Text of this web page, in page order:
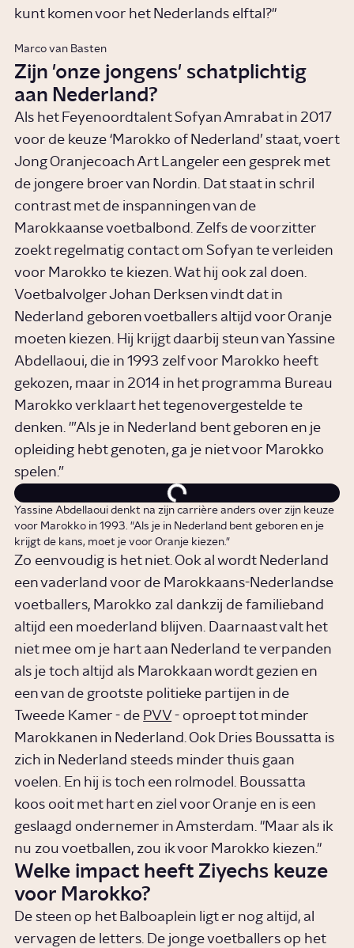
kunt komen voor het Nederlands elftal?"
Marco van Basten
Zijn 'onze jongens' schatplichtig
aan Nederland?
Als het Feyenoordtalent Sofyan Amrabat in 2017
voor de keuze ‘Marokko of Nederland’ staat, voert
Jong Oranjecoach Art Langeler een gesprek met
de jongere broer van Nordin. Dat staat in schril
contrast met de inspanningen van de
Marokkaanse voetbalbond. Zelfs de voorzitter
zoekt regelmatig contact om Sofyan te verleiden
voor Marokko te kiezen. Wat hij ook zal doen.
Voetbalvolger Johan Derksen vindt dat in
Nederland geboren voetballers altijd voor Oranje
moeten kiezen. Hij krijgt daarbij steun van Yassine
Abdellaoui, die in 1993 zelf voor Marokko heeft
gekozen, maar in 2014 in het programma Bureau
Marokko verklaart het tegenovergestelde te
denken. '”Als je in Nederland bent geboren en je
opleiding hebt genoten, ga je niet voor Marokko
spelen.”
Yassine Abdellaoui denkt na zijn carrière anders over zijn keuze
voor Marokko in 1993. "Als je in Nederland bent geboren en je
krijgt de kans, moet je voor Oranje kiezen."
Zo eenvoudig is het niet. Ook al wordt Nederland
een vaderland voor de Marokkaans-Nederlandse
voetballers, Marokko zal dankzij de familieband
altijd een moederland blijven. Daarnaast valt het
niet mee om je hart aan Nederland te verpanden
als je toch altijd als Marokkaan wordt gezien en
een van de grootste politieke partijen in de
Tweede Kamer - de PVV - oproept tot minder
Marokkanen in Nederland. Ook Dries Boussatta is
zich in Nederland steeds minder thuis gaan
voelen. En hij is toch een rolmodel. Boussatta
koos ooit met hart en ziel voor Oranje en is een
geslaagd ondernemer in Amsterdam. "Maar als ik
nu zou voetballen, zou ik voor Marokko kiezen."
Welke impact heeft Ziyechs keuze
voor Marokko?
De steen op het Balboaplein ligt er nog altijd, al
vervagen de letters. De jonge voetballers op het